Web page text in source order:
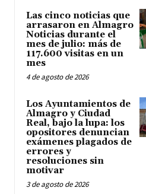
Las cinco noticias que
arrasaron en Almagro
Noticias durante el
mes de julio: más de
117.600 visitas en un
mes
4 de agosto de 2026
Los Ayuntamientos de
Almagro y Ciudad
Real, bajo la lupa: los
opositores denuncian
exámenes plagados de
errores y
resoluciones sin
motivar
3 de agosto de 2026